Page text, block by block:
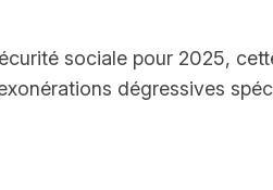
sociale pour 2025,
dégressives